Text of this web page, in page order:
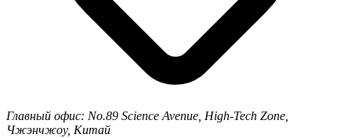
Главный офис: No.89 Science Avenue, High-Tech Zone,
Чжэнчжоу, Китай